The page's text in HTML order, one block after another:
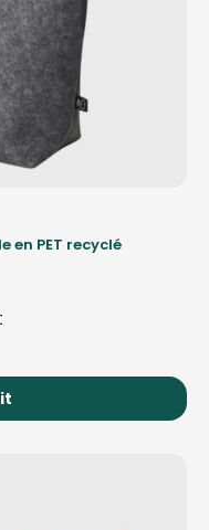
en PET recyclé